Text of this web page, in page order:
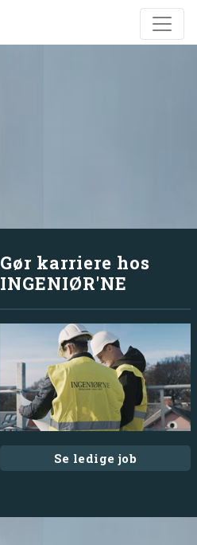
Gør karriere hos
INGENIØR'NE
Se ledige job